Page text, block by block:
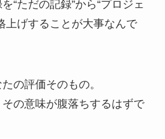
“ただの記録”から“プロジェ
上げすることが大事なんで
の評価そのもの。
の意味が腹落ちするはずで